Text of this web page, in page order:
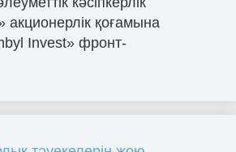
акционерлік қоғамына
Invest» фронт-